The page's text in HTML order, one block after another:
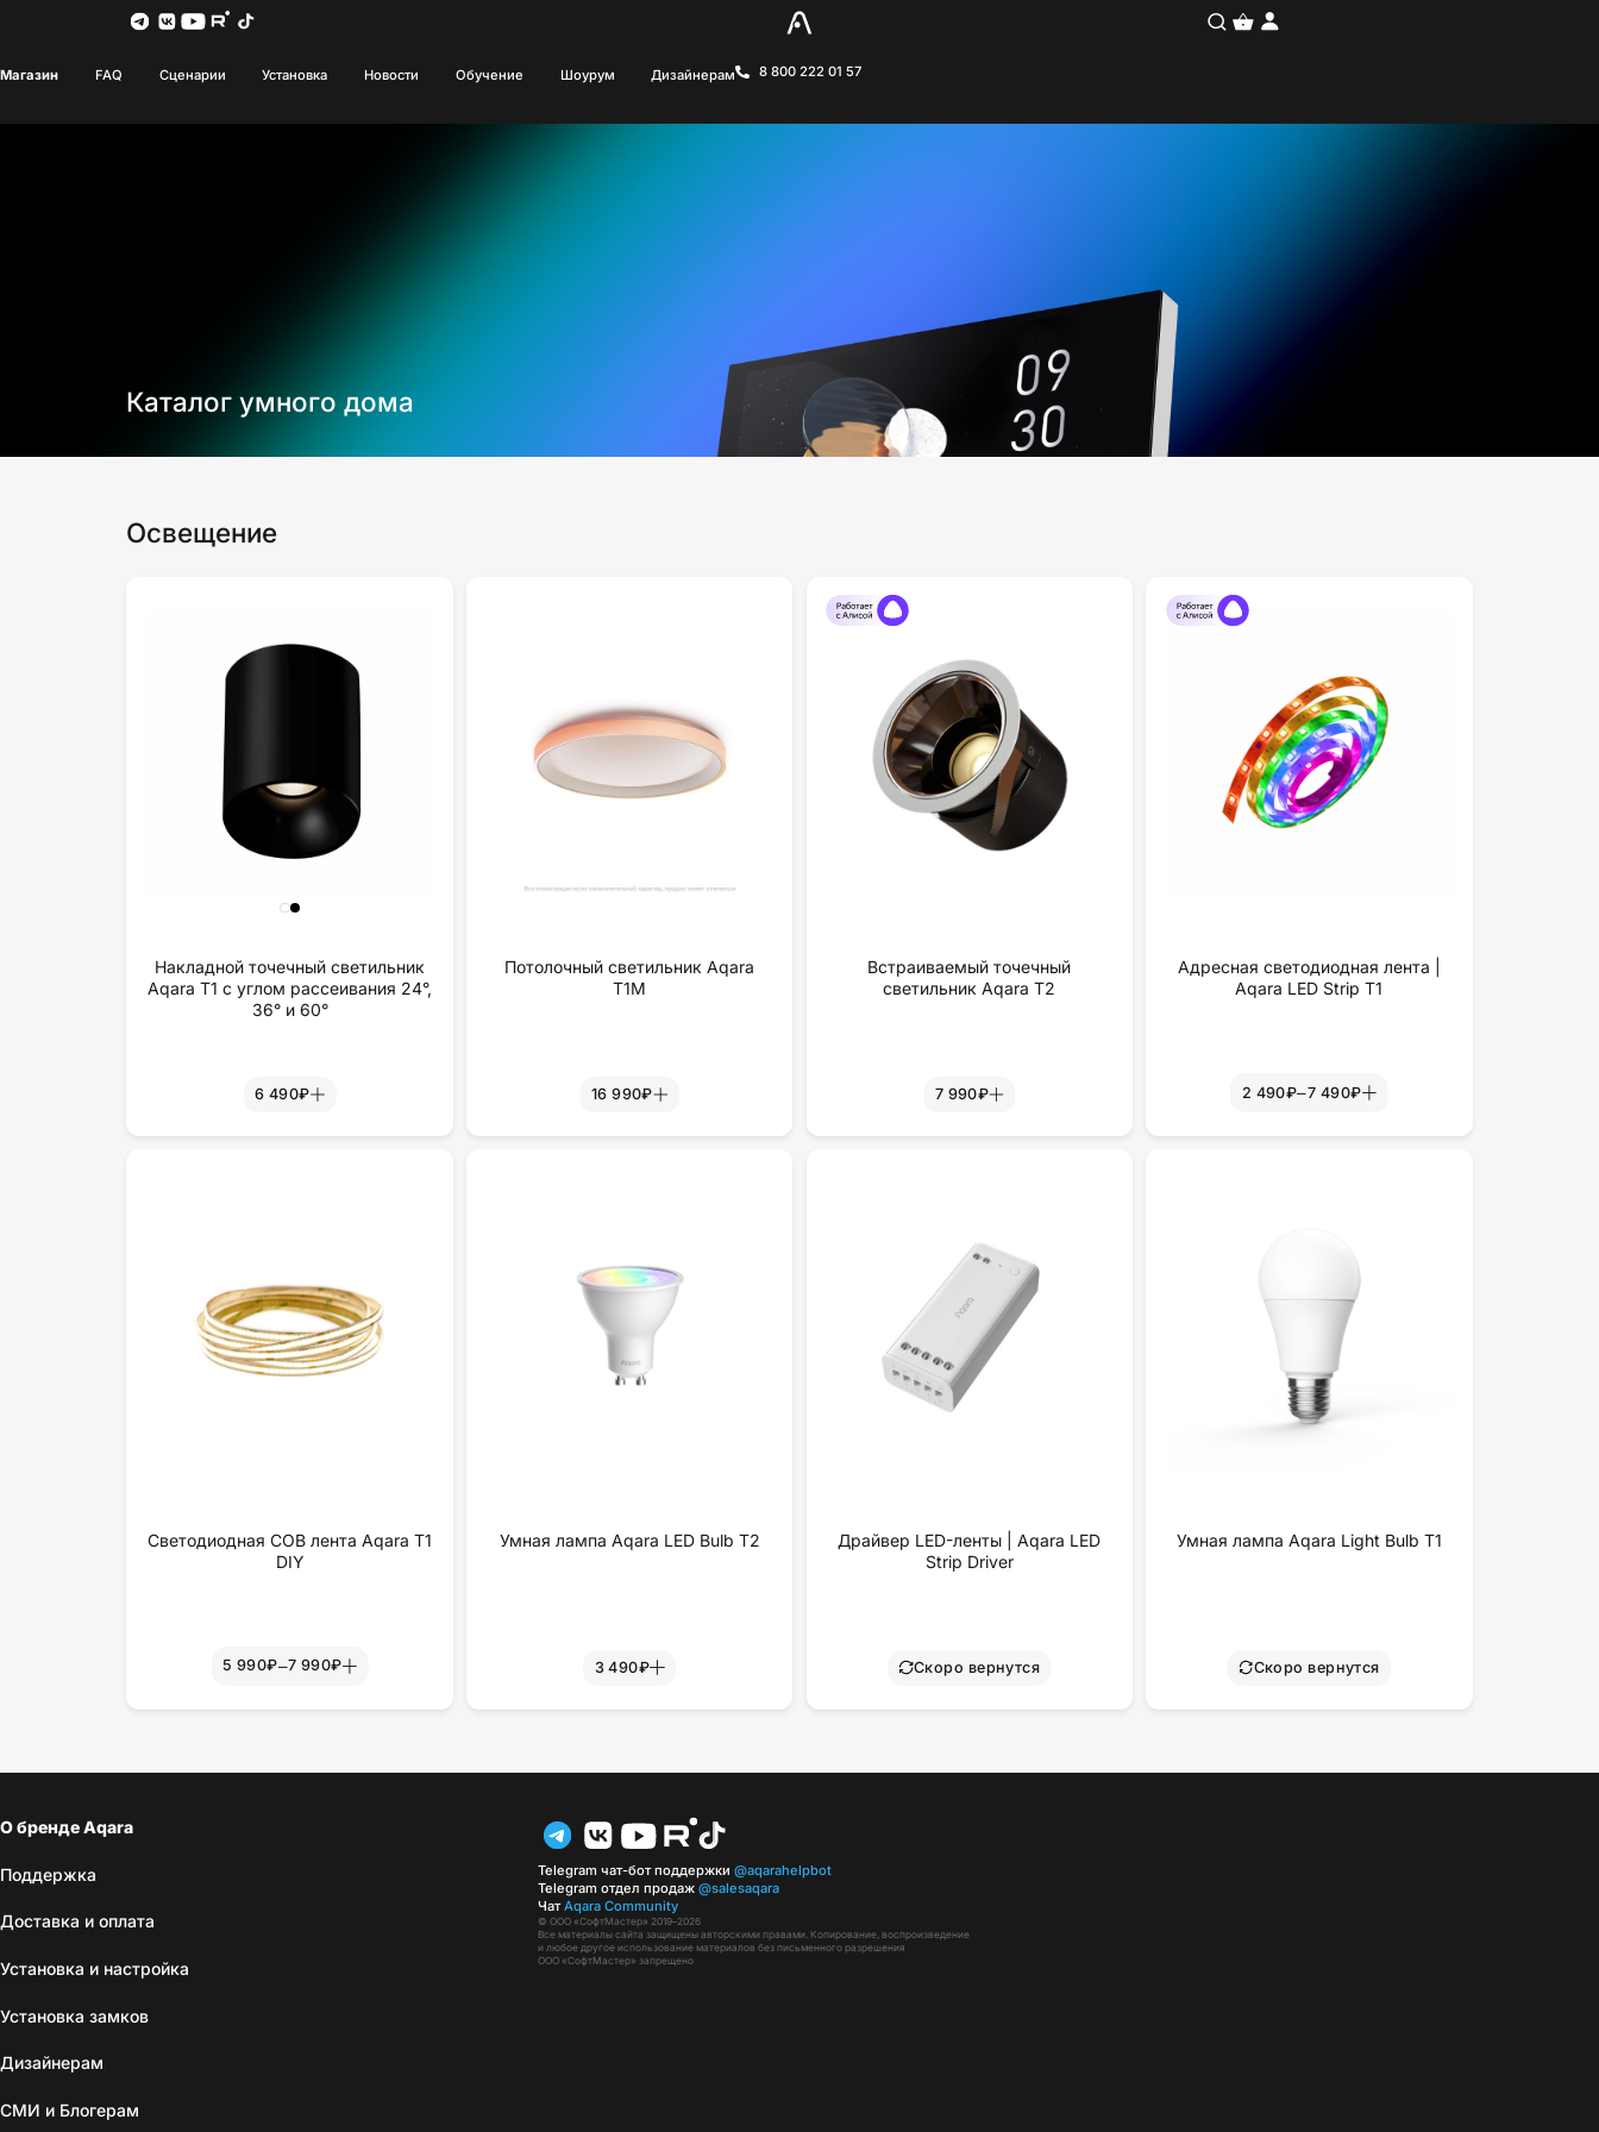
Магазин FAQ Сценарии Установка Новости Обучение Шоурум Дизайнерам 8 800 222 01 57
Каталог умного дома
Освещение
Накладной точечный светильник
Aqara T1 с углом рассеивания 24°,
36° и 60°
6 490₽
Потолочный светильник Aqara
T1M
16 990₽
Встраиваемый точечный
светильник Aqara Т2
7 990₽
Адресная светодиодная лента |
Aqara LED Strip T1
2 490₽–7 490₽
Светодиодная COB лента Aqara T1
DIY
5 990₽–7 990₽
Умная лампа Aqara LED Bulb T2
3 490₽
Драйвер LED-ленты | Aqara LED
Strip Driver
Скоро вернутся
Умная лампа Aqara Light Bulb T1
Скоро вернутся
О бренде Aqara
Поддержка
Доставка и оплата
Установка и настройка
Установка замков
Дизайнерам
СМИ и Блогерам
Telegram чат-бот поддержки @aqarahelpbot
Telegram отдел продаж@salesaqara
ЧатAqara Community
© ООО «СофтМастер» 2019–2026
Все материалы сайта защищены авторскими правами. Копирование, воспроизведение
и любое другое использование материалов без письменного разрешения
ООО «СофтМастер» запрещено